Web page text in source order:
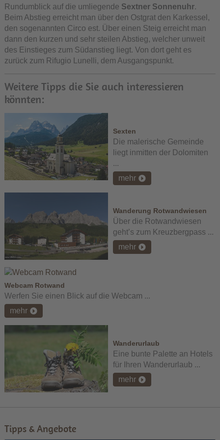
Rundumblick auf die umliegende Sextner Sonnenuhr.
Beim Abstieg erreicht man über den Ostgrat den Karkessel,
den sogenannten Circo est. Über einen Steig erreicht man
dann den kurzen und sehr steilen Abstieg, welcher unweit
des Einstieges zum Südanstieg liegt. Von dort geht es
zurück zum Rifugio Lunelli, dem Ausgangspunkt.
Weitere Tipps die Sie auch interessieren
könnten:
Sexten
Die malerische Gemeinde
liegt inmitten der Dolomiten
...
mehr
Wanderung Rotwandwiesen
Über die Rotwandwiesen
geht’s zum Kreuzbergpass ...
mehr
Webcam Rotwand
Werfen Sie einen Blick auf die Webcam ...
mehr
Wanderurlaub
Eine bunte Palette an Hotels
für Ihren Wanderurlaub ...
mehr
Tipps & Angebote